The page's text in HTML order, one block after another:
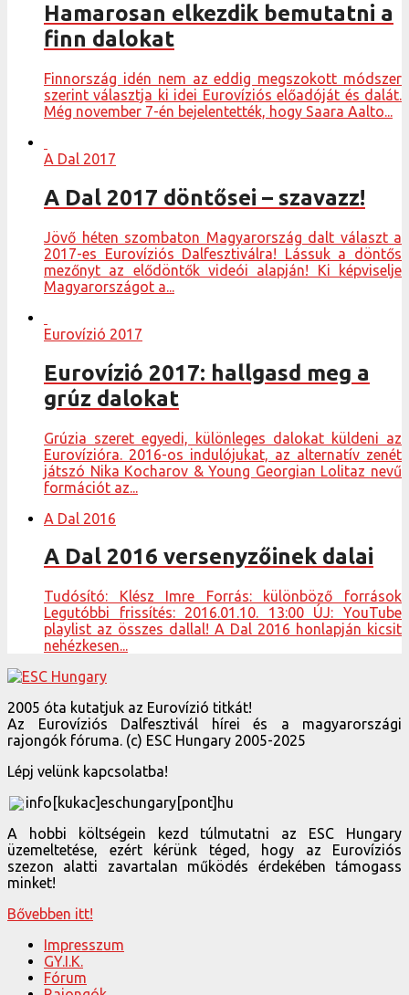
Hamarosan elkezdik bemutatni a
finn dalokat
Finnország idén nem az eddig megszokott módszer
szerint választja ki idei Eurovíziós előadóját és dalát.
Még november 7-én bejelentették, hogy Saara Aalto...
A Dal 2017
A Dal 2017 döntősei – szavazz!
Jövő héten szombaton Magyarország dalt választ a
2017-es Eurovíziós Dalfesztiválra! Lássuk a döntős
mezőnyt az elődöntők videói alapján! Ki képviselje
Magyarországot a...
Eurovízió 2017
Eurovízió 2017: hallgasd meg a
grúz dalokat
Grúzia szeret egyedi, különleges dalokat küldeni az
Eurovízióra. 2016-os indulójukat, az alternatív zenét
játszó Nika Kocharov & Young Georgian Lolitaz nevű
formációt az...
A Dal 2016
A Dal 2016 versenyzőinek dalai
Tudósító: Klész Imre Forrás: különböző források
Legutóbbi frissítés: 2016.01.10. 13:00 ÚJ: YouTube
playlist az összes dallal! A Dal 2016 honlapján kicsit
nehézkesen...
2005 óta kutatjuk az Eurovízió titkát!
Az Eurovíziós Dalfesztivál hírei és a magyarországi
rajongók fóruma. (c) ESC Hungary 2005-2025
Lépj velünk kapcsolatba!
info[kukac]eschungary[pont]hu
A hobbi költségein kezd túlmutatni az ESC Hungary
üzemeltetése, ezért kérünk téged, hogy az Eurovíziós
szezon alatti zavartalan működés érdekében támogass
minket!
Bővebben itt!
Impresszum
GY.I.K.
Fórum